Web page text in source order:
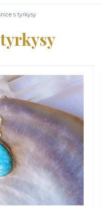
s tyrkysy